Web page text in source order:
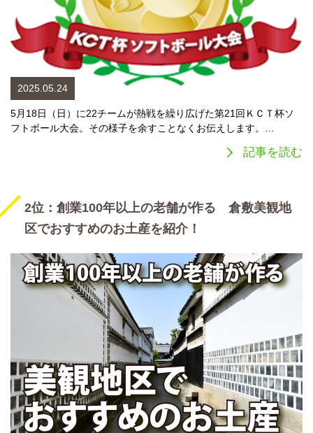
2025.05.24
5月18日（日）に22チームが熱戦を繰り広げた第21回ＫＣＴ杯ソ
フトボール大会。その様子を余すことなくお伝えします。…
記事を読む
2位：創業100年以上の老舗が作る 倉敷美観地
区でおすすめのお土産を紹介！